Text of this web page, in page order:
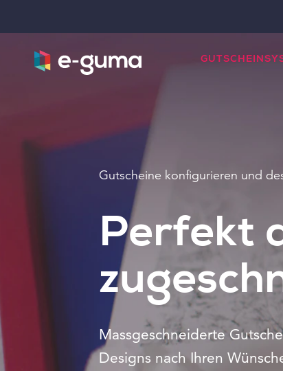
Gutscheine konfigurieren und
Perfekt
Massgeschneiderte
Designs nach Ihren